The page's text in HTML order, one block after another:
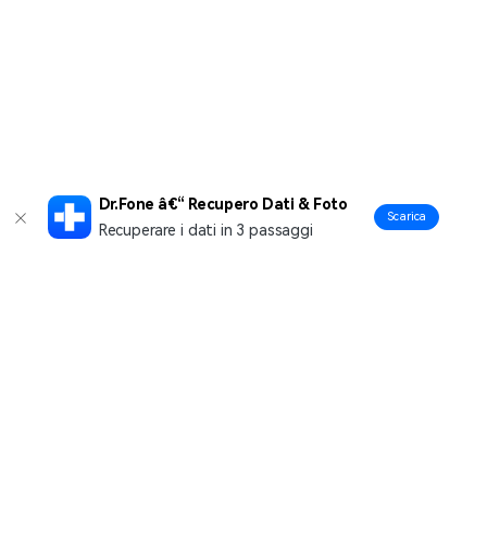
Dr.Fone â€“ Recupero Dati & Foto
Recuperare i dati in 3 passaggi
Scarica